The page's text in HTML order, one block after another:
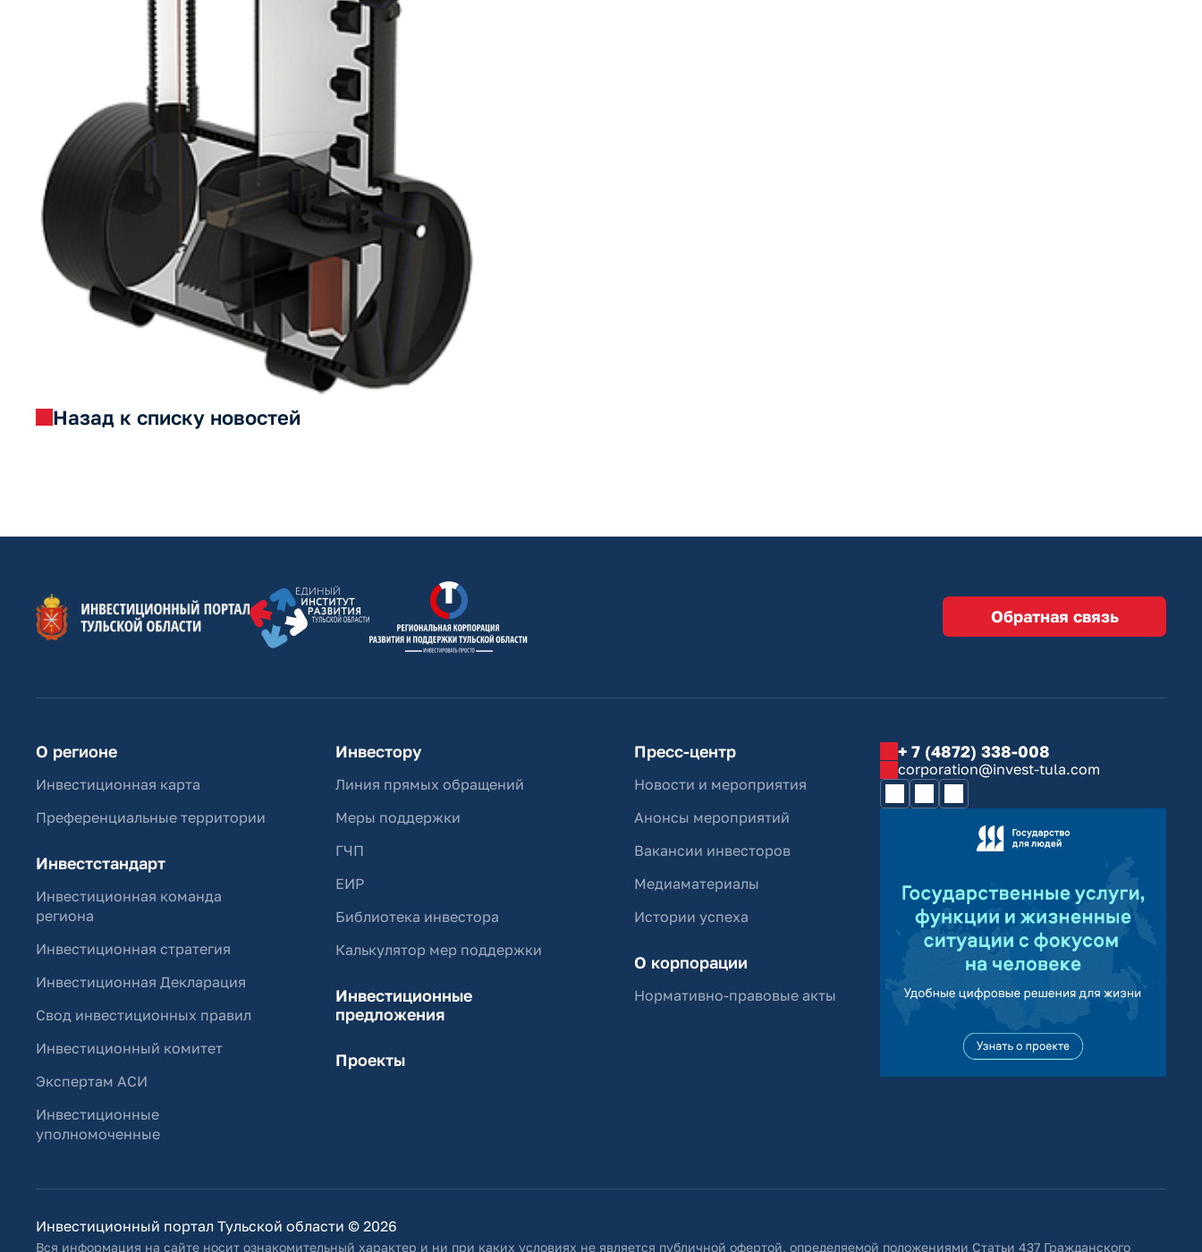
Назад к списку новостей
Обратная связь
О регионе
Инвестиционная карта
Преференциальные территории
Инвестстандарт
Инвестиционная команда
региона
Инвестиционная стратегия
Инвестиционная Декларация
Свод инвестиционных правил
Инвестиционный комитет
Экспертам АСИ
Инвестиционные
уполномоченные
Инвестору
Линия прямых обращений
Меры поддержки
ГЧП
ЕИР
Библиотека инвестора
Калькулятор мер поддержки
Инвестиционные
предложения
Проекты
Пресс-центр
Новости и мероприятия
Анонсы мероприятий
Вакансии инвесторов
Медиаматериалы
Истории успеха
О корпорации
Нормативно-правовые акты
+ 7 (4872) 338-008
corporation@invest-tula.com
Инвестиционный портал Тульской области © 2026
Вся информация на сайте носит ознакомительный характер и ни при каких условиях не является публичной офертой, определяемой положениями Статьи 437 Гражданского